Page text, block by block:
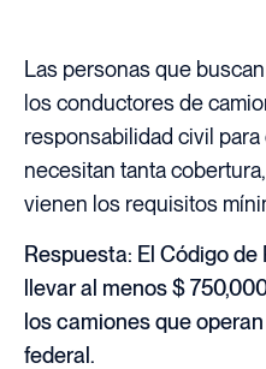
Las personas que
los conductores de
responsabilidad civil
necesitan tanta
vienen los requisitos
Respuesta: El Código
llevar al menos $
los camiones que
federal.